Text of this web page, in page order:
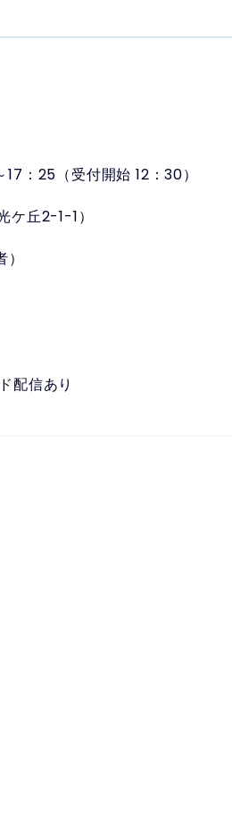
：25（受付開始 12：30）
ケ丘2-1-1）
配信あり